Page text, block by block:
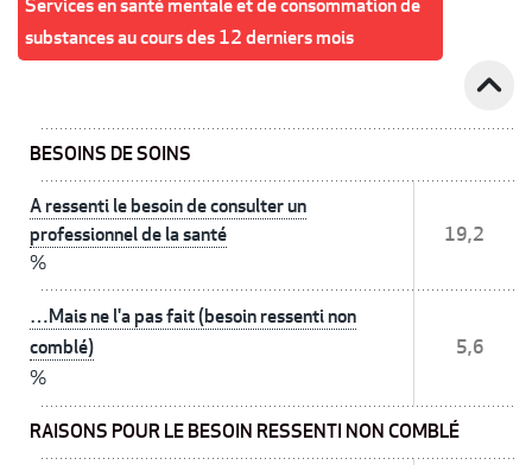
Services en santé mentale et de consommation de
substances au cours des 12 derniers mois
expand_less
BESOINS DE SOINS
A ressenti le besoin de consulter un
professionnel de la santé
%
19,2
…Mais ne l'a pas fait (besoin ressenti non
comblé)
%
5,6
RAISONS POUR LE BESOIN RESSENTI NON COMBLÉ